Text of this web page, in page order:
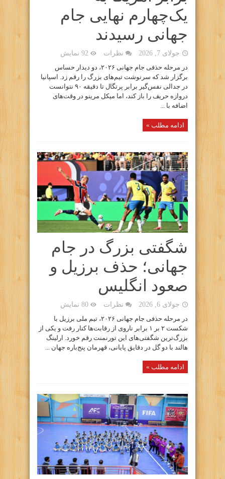
یک‌چهارم نهایی جام
جهانی رسیدند
جولای 7, 2026 نظرات
92 نمایش
در مرحله حذفی جام جهانی ۲۰۲۶، دو دیدار حساس
برگزار شد که سرنوشت تیم‌های بزرگ را رقم زد. اسپانیا
در جدالی نفس‌گیر برابر پرتگال تا دقیقه ۹۰ نتوانست
دروازه حریف را باز کند، اما میکل مرینو در وقت‌های
اضافه با ...
ادامه مطلب »
شگفتی بزرگ در جام
جهانی؛ حذف برزیل و
صعود انگلیس
جولای 6, 2026 نظرات
80 نمایش
در مرحله حذفی جام جهانی ۲۰۲۶، تیم ملی برزیل با
شکست ۲ بر ۱ برابر ناروی از رقابت‌ها کنار رفت و یکی از
بزرگ‌ترین شگفتی‌های این تورنمنت رقم خورد. ارلینگ
هالند با دو گل در دقایق پایانی، قهرمان پنج‌باره جهان ...
ادامه مطلب »